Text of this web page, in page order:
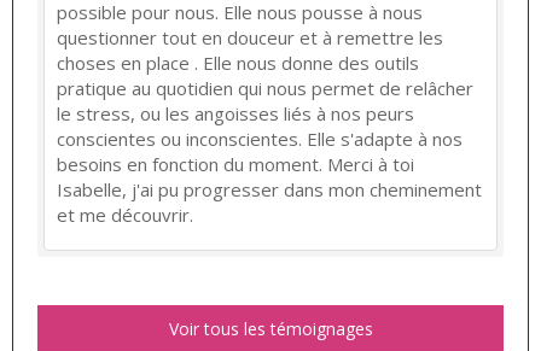
possible pour nous. Elle nous pousse à nous
questionner tout en douceur et à remettre les
choses en place . Elle nous donne des outils
pratique au quotidien qui nous permet de relâcher
le stress, ou les angoisses liés à nos peurs
conscientes ou inconscientes. Elle s'adapte à nos
besoins en fonction du moment. Merci à toi
Isabelle, j'ai pu progresser dans mon cheminement
et me découvrir.
Voir tous les témoignages